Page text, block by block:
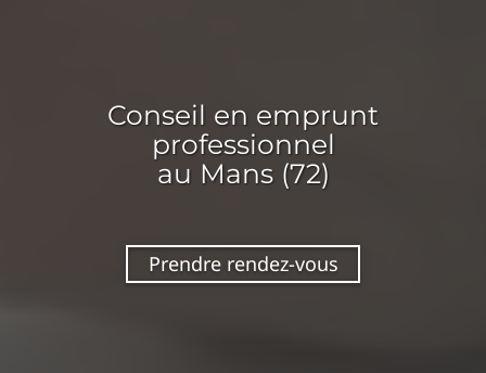
Conseil en emprunt
professionnel
au Mans (72)
Prendre rendez-vous